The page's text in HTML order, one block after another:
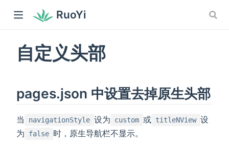
RuoYi
自定义头部
pages.json 中设置去掉原生头部
当 navigationStyle 设为 custom 或 titleNView 设
为
false 时，原生导航栏不显示。